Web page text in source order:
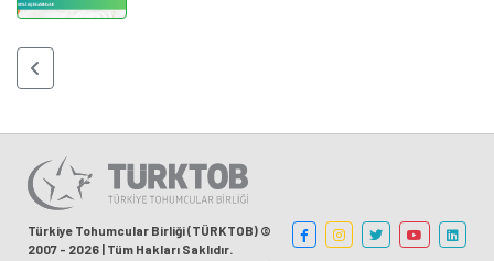
Türkiye Tohumcular Birliği (TÜRKTOB) ©
2007 - 2026 | Tüm Hakları Saklıdır.